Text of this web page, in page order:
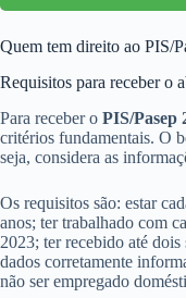
Quem tem direito ao PIS/
Requisitos para receber o
Para receber o PIS/Pasep
critérios fundamentais. O
seja, considera as
Os requisitos são: estar
anos; ter trabalhado com
2023; ter recebido até
dados corretamente
não ser empregado